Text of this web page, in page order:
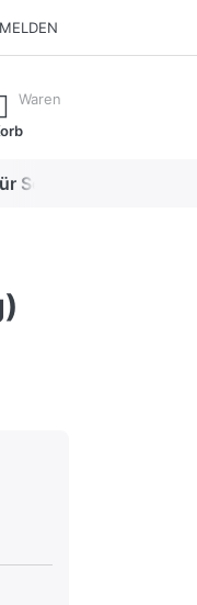
Eingabetaste, um alle
Waren
Schritt